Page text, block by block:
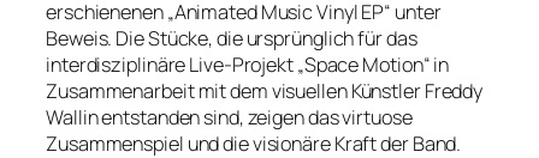
erschienenen „Animated Music Vinyl EP“ unter
Beweis. Die Stücke, die ursprünglich für das
interdisziplinäre Live-Projekt „Space Motion“ in
Zusammenarbeit mit dem visuellen Künstler Freddy
Wallin entstanden sind, zeigen das virtuose
Zusammenspiel und die visionäre Kraft der Band.